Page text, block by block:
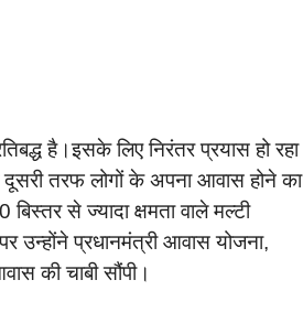
है।इसके लिए निरंतर प्रयास हो रहा
तरफ लोगों के अपना आवास होने का
बिस्तर से ज्यादा क्षमता वाले मल्टी
प्रधानमंत्री आवास योजना,
की चाबी सौंपी।